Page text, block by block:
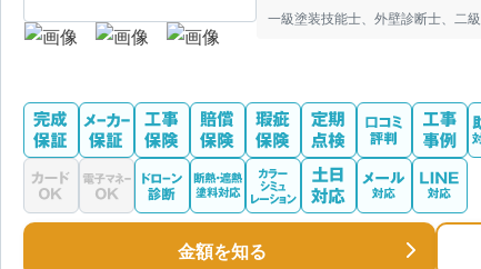
一級塗装技能士、外壁診断士、二
金額を知る